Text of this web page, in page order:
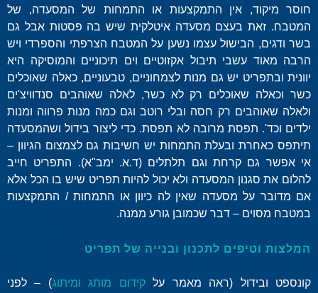
חוסר מיקוד, אין התמקצעות או התמחות של המסעדה, של
המטבח. זאת בעצם מסעדה איטלקית שיש בה פסטות אבל גם
בשר ודגים, הבישול עצמו נשען על המטבח הצרפתי והספרדי ויש
הרבה מאוד עשבי תיבול אקזוטיים וים תיכוניים והמוסיקה היא
יוונית ובתפריט יש גם מנות לצמחוניים, טבעוניים, כאלה שאוכלים
כשר וכאלה שאוכלים רק לא כשר, לאלה שאוהבים סנדוויצ'ים
ולאלה שאוהבים רק חסה ובלי רוטב וגם כמה מנות פרווה ומנות
ילדים וכד'. תפסת מרובה לא תפסת. כדי ליצור בידול ושהמסעדה
תיתפס כאחרת ובעלת התמחות יש חשיבות גם לצמצום הגיוון –
אי אפשר גם קרחת וגם תלתלים (ד.א. ימב"א). התפריט חייב
להלום את סגנון המסעדה ולא יכול להיות תפריט שיש בו הכל אלא
אם מדובר על מסעדה שאין לה כיוון או התמחות / התמקצעות
במטבח מסוים – דבר שכמובן גורע ממנה.
המלצות וטיפים לתכנון ובנייה של תפריט
קונספט ובידול (ראה מאמר עלקידום מותג ומיתוג) – לפני